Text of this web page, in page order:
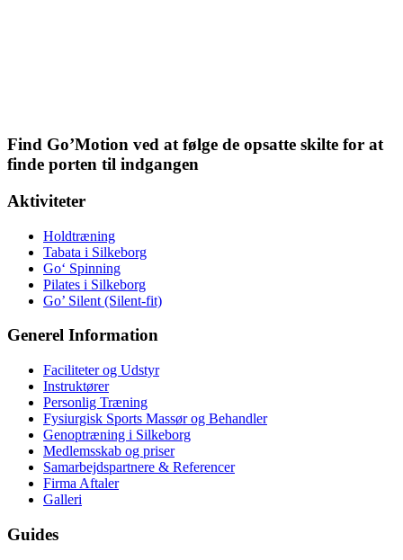
Find Go’Motion ved at følge de opsatte skilte for at
finde porten til indgangen
Aktiviteter
Holdtræning
Tabata i Silkeborg
Go‘ Spinning
Pilates i Silkeborg
Go’ Silent (Silent-fit)
Generel Information
Faciliteter og Udstyr
Instruktører
Personlig Træning
Fysiurgisk Sports Massør og Behandler
Genoptræning i Silkeborg
Medlemsskab og priser
Samarbejdspartnere & Referencer
Firma Aftaler
Galleri
Guides